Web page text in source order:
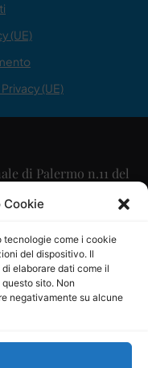
Cookie
tecnologie come i cookie
del dispositivo. Il
elaborare dati come il
sito. Non
negativamente su alcune
(UE)
(UE)
di Palermo n.11 del
Scaglione
Calabrese